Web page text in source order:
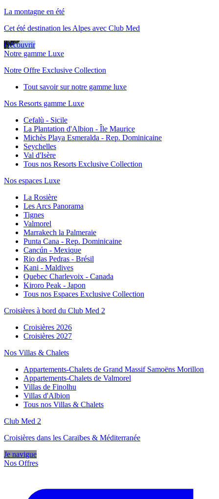
La montagne en été
Cet été destination les Alpes avec Club Med
Découvrir
Notre gamme Luxe
Notre Offre Exclusive Collection
Tout savoir sur notre gamme luxe
Nos Resorts gamme Luxe
Cefalù - Sicile
La Plantation d'Albion - Île Maurice
Michès Playa Esmeralda - Rep. Dominicaine
Seychelles
Val d'Isère
Tous nos Resorts Exclusive Collection
Nos espaces Luxe
La Rosière
Les Arcs Panorama
Tignes
Valmorel
Marrakech la Palmeraie
Punta Cana - Rep. Dominicaine
Cancún - Mexique
Rio das Pedras - Brésil
Kani - Maldives
Quebec Charlevoix - Canada
Kiroro Peak - Japon
Tous nos Espaces Exclusive Collection
Croisières à bord du Club Med 2
Croisières 2026
Croisières 2027
Nos Villas & Chalets
Appartements-Chalets de Grand Massif Samoëns Morillon
Appartements-Chalets de Valmorel
Villas de Finolhu
Villas d'Albion
Tous nos Villas & Chalets
Club Med 2
Croisières dans les Caraïbes & Méditerranée
Je navigue
Nos Offres